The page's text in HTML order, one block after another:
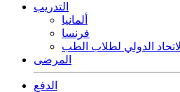
التدريب
ألمانيا
فرنسا
الاتحاد الدولي لطلاب الطب
المرضى
الدفع